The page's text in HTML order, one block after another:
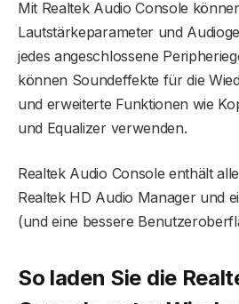
Mit Realtek Audio Console
Lautstärkeparameter und
jedes angeschlossene
können Soundeffekte für die
und erweiterte Funktionen wie
und Equalizer verwenden.
Realtek Audio Console enthält
Realtek HD Audio Manager und
(und eine bessere
So laden Sie die